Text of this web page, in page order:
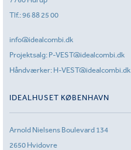
Tlf.:96 88 25 00
info@idealcombi.dk
Projektsalg: P-VEST@idealcombi.dk
Håndværker: H-VEST@idealcombi.dk
IDEALHUSET KØBENHAVN
Arnold Nielsens Boulevard 134
2650 Hvidovre